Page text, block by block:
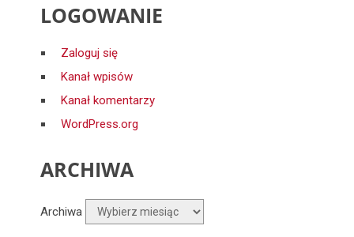
LOGOWANIE
Zaloguj się
Kanał wpisów
Kanał komentarzy
WordPress.org
ARCHIWA
Archiwa